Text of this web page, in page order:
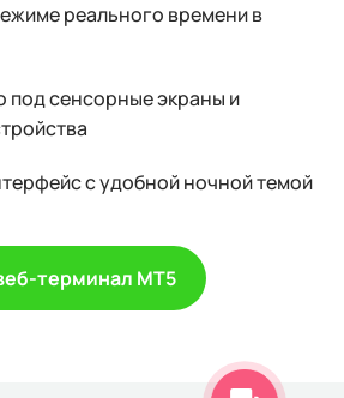
реального времени в
под сенсорные экраны и
с удобной ночной темой
терминал МТ5